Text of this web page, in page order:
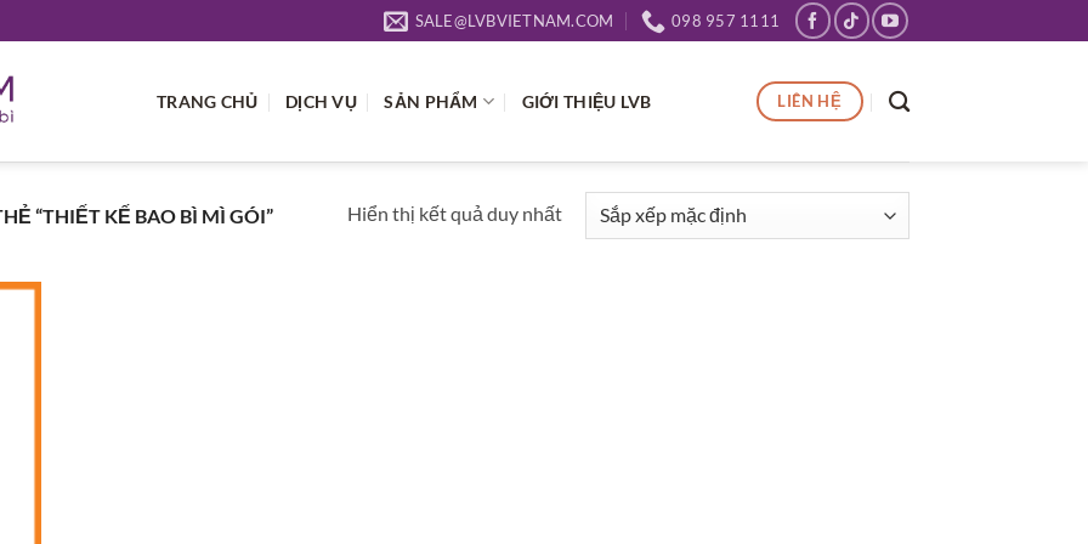
SALE@LVBVIETNAM.COM 098 957 1111
TRANG CHỦ DỊCH VỤ SẢN PHẨM GIỚI THIỆU LVB LIÊN HỆ
“THIẾT KẾ BAO BÌ MÌ GÓI” Hiển thị kết quả duy nhất